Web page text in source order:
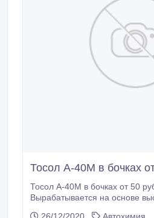
Тосол А-40М в бочках
Тосол А-40М в бочках от 50
Вырабатывается на основе